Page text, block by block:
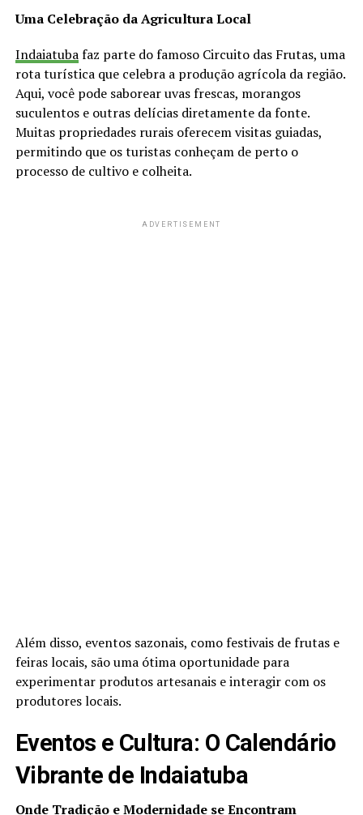
Uma Celebração da Agricultura Local
Indaiatubafaz parte do famoso Circuito das Frutas, uma
rota turística que celebra a produção agrícola da região.
Aqui, você pode saborear uvas frescas, morangos
suculentos e outras delícias diretamente da fonte.
Muitas propriedades rurais oferecem visitas guiadas,
permitindo que os turistas conheçam de perto o
processo de cultivo e colheita.
ADVERTISEMENT
Além disso, eventos sazonais, como festivais de frutas e
feiras locais, são uma ótima oportunidade para
experimentar produtos artesanais e interagir com os
produtores locais.
Eventos e Cultura: O Calendário
Vibrante de Indaiatuba
Onde Tradição e Modernidade se Encontram